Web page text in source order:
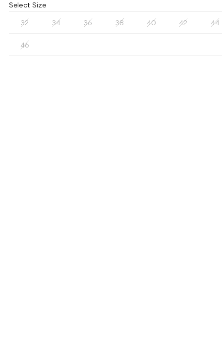
Select Size
32 34 36 38 40 42 44
46